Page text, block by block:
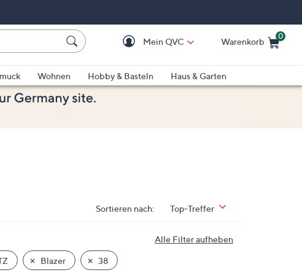
Mein QVC Warenkorb
0
Wohnen Hobby & Basteln
Haus & Garten
Sortieren nach: Top-Treffer
Alle Filter aufheben
Blazer 38